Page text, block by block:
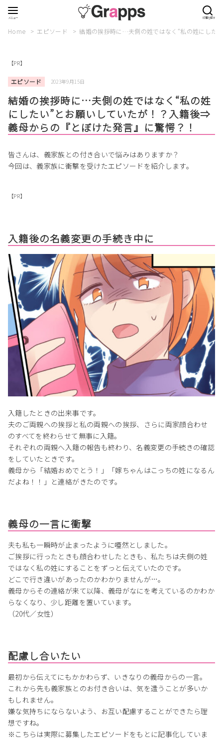
Home エピソード 結婚の挨拶時に…夫側の姓ではなく“私の姓にした
【PR】
エピソード 2023年9月15日
結婚の挨拶時に…夫側の姓ではなく“私の姓
にしたい”とお願いしていたが！？入籍後⇒
義母からの『とぼけた発言』に驚愕？！
皆さんは、義家族との付き合いで悩みはありますか？
今回は、義家族に衝撃を受けたエピソードを紹介します。
【PR】
入籍後の名義変更の手続き中に
入籍したときの出来事です。
夫のご両親への挨拶と私の両親への挨拶、さらに両家顔合わせ
のすべてを終わらせて無事に入籍。
それぞれの両親へ入籍の報告も終わり、名義変更の手続きの確認
をしていたときです。
義母から「結婚おめでとう！」「嫁ちゃんはこっちの姓になるん
だよね！！」と連絡がきたのです。
義母の一言に衝撃
夫も私も一瞬時が止まったように唖然としました。
ご挨拶に行ったときも顔合わせしたときも、私たちは夫側の姓
ではなく私の姓にすることをずっと伝えていたのです。
どこで行き違いがあったのかわかりませんが…。
義母からその連絡が来て以降、義母がなにを考えているのかわか
らなくなり、少し距離を置いています。
（20代／女性）
配慮し合いたい
最初から伝えてにもかかわらず、いきなりの義母からの一言。
これから先も義家族とのお付き合いは、気を遣うことが多いか
もしれません。
嫌な気持ちにならないよう、お互い配慮することができたら理
想ですね。
※こちらは実際に募集したエピソードをもとに記事化していま